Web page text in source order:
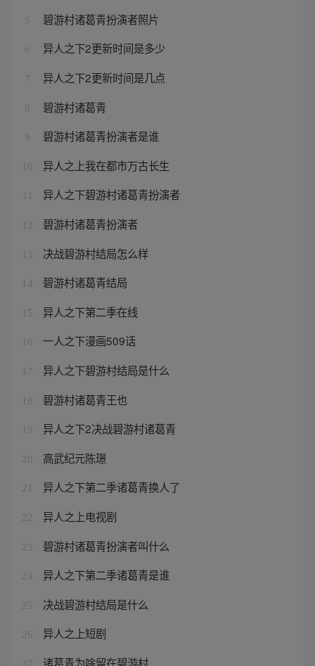
5 碧游村诸葛青扮演者照片
6 异人之下2更新时间是多少
7 异人之下2更新时间是几点
8 碧游村诸葛青
9 碧游村诸葛青扮演者是谁
10 异人之上我在都市万古长生
异人之下碧游村诸葛青扮演者
12 碧游村诸葛青扮演者
13 决战碧游村结局怎么样
14 碧游村诸葛青结局
15 异人之下第二季在线
16 一人之下漫画509话
17 异人之下碧游村结局是什么
18 碧游村诸葛青王也
19 异人之下2决战碧游村诸葛青
20 高武纪元陈璟
21 异人之下第二季诸葛青换人了
22 异人之上电视剧
23 碧游村诸葛青扮演者叫什么
24 异人之下第二季诸葛青是谁
25 决战碧游村结局是什么
26 异人之上短剧
27 诸葛青为啥留在碧游村